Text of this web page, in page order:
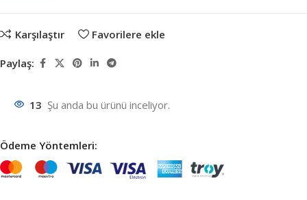
Karşılaştır Favorilere ekle
Paylaş:
13 Şu anda bu ürünü inceliyor.
Ödeme Yöntemleri: